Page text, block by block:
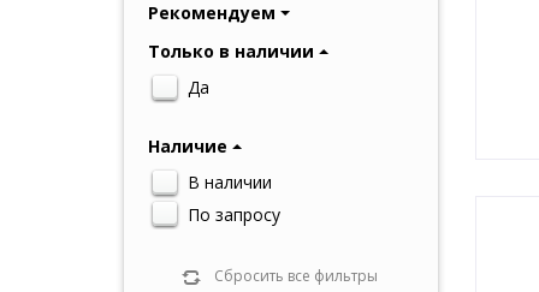
Рекомендуем
Только в наличии
Да
Наличие
В наличии
По запросу
Сбросить все фильтры